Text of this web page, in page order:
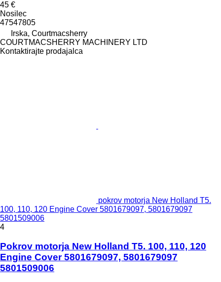
45 €
Nosilec
47547805
Irska, Courtmacsherry
COURTMACSHERRY MACHINERY LTD
Kontaktirajte prodajalca
pokrov motorja New Holland T5.
100, 110, 120 Engine Cover 5801679097, 5801679097
5801509006
4
Pokrov motorja New Holland T5. 100, 110, 120
Engine Cover 5801679097, 5801679097
5801509006